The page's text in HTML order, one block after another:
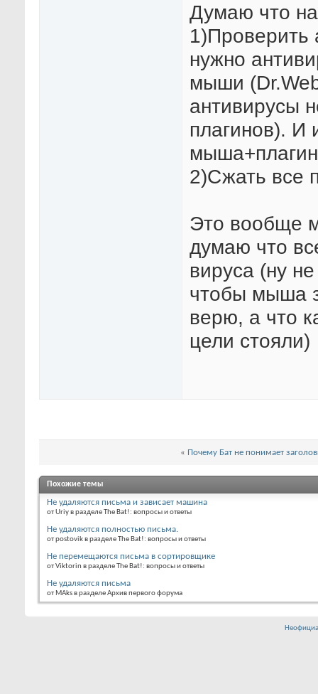
Думаю что
1)Проверить
нужно
мыши
антивирусы
плагинов). И
2)Сжать все
Это вообще
думаю что
вируса (ну
чтобы мыша
верю, а что
цели стояли)
« Почему Бат не понимает
Похожие темы
Не удаляются письма и зависает машина
от Uriy в разделе The Bat!: вопросы и ответы
Не удаляются полностью письма.
от postovik в разделе The Bat!: вопросы и ответы
Не перемещаются письма в сортировщике
от Viktorin в разделе The Bat!: вопросы и ответы
Не удаляются письма
от MAks в разделе Архив первого форума